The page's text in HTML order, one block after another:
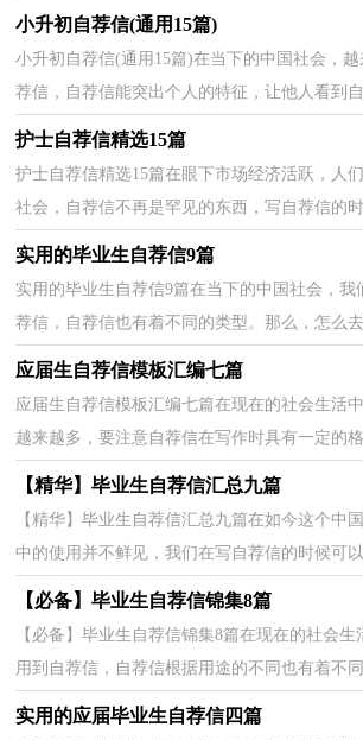
荐信而苦恼吗？下面是小编为大家收集的临床医
小升初自荐信(通用15篇)
小升初自荐信(通用15篇)在当下的中国社会，
荐信，自荐信能突出个人的特征，让他人看到
不再为写自荐信头疼，下面是小编收集整理的小
护士自荐信精选15篇
护士自荐信精选15篇在眼下市场经济活跃，人
社会，自荐信不再是罕见的东西，写自荐信的
整。你还在为写自荐信而苦恼吗？以下是小编
实用的毕业生自荐信9篇
实用的毕业生自荐信9篇在当下的中国社会，我
荐信，自荐信也有着不同的类型。那么，怎么
小编整理的毕业生自荐信9篇，仅供参考，大
应届生自荐信模板汇编七篇
应届生自荐信模板汇编七篇在现在的社会生活
越来越多，要注意自荐信在写作时具有一定的
先参考范文，以下是小编为大家收集的应届生自
【精华】毕业生自荐信汇总九篇
【精华】毕业生自荐信汇总九篇在如今这个中
中的使用并不鲜见，我们在写自荐信的时候可
那么大家知道正规的自荐信怎么写吗？下面是小
【必备】毕业生自荐信锦集8篇
【必备】毕业生自荐信锦集8篇在现在的社会
用到自荐信，自荐信根据用途的不同也有着不
在为写自荐信犯愁了吧！以下是小编整理的毕业
实用的应届毕业生自荐信四篇